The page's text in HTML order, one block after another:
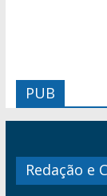
PUB
Redação e